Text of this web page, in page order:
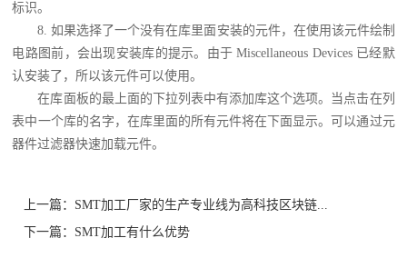
标识。
8. 如果选择了一个没有在库里面安装的元件，在使用该元件绘制
电路图前，会出现安装库的提示。由于 Miscellaneous Devices 已经默
认安装了，所以该元件可以使用。
在库面板的最上面的下拉列表中有添加库这个选项。当点击在列
表中一个库的名字，在库里面的所有元件将在下面显示。可以通过元
器件过滤器快速加载元件。
上一篇： SMT加工厂家的生产专业线为高科技区块链...
下一篇： SMT加工有什么优势